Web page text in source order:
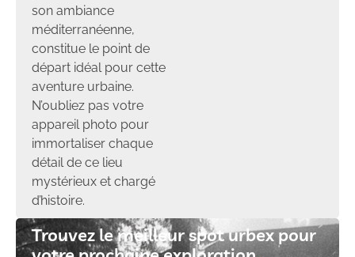
son ambiance
méditerranéenne,
constitue le point de
départ idéal pour cette
aventure urbaine.
N’oubliez pas votre
appareil photo pour
immortaliser chaque
détail de ce lieu
mystérieux et chargé
d’histoire.
Trouvez le meilleur spot urbex pour